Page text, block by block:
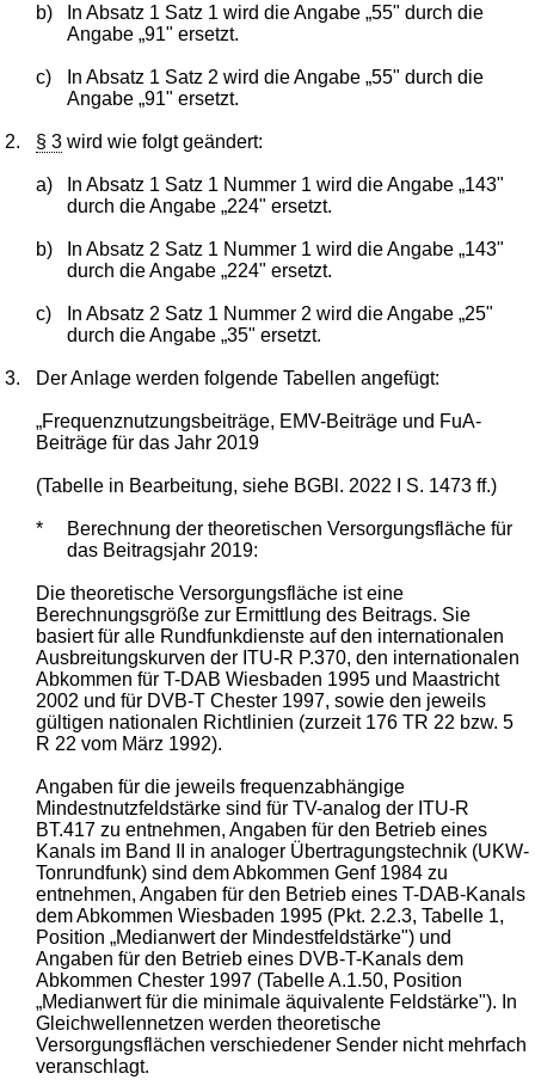
b)
In Absatz 1 Satz 1 wird die Angabe „55" durch die
Angabe „91" ersetzt.
c)
In Absatz 1 Satz 2 wird die Angabe „55" durch die
Angabe „91" ersetzt.
2. § 3 wird wie folgt geändert:
a)
In Absatz 1 Satz 1 Nummer 1 wird die Angabe „143"
durch die Angabe „224" ersetzt.
b)
In Absatz 2 Satz 1 Nummer 1 wird die Angabe „143"
durch die Angabe „224" ersetzt.
c)
In Absatz 2 Satz 1 Nummer 2 wird die Angabe „25"
durch die Angabe „35" ersetzt.
3. Der Anlage werden folgende Tabellen angefügt:
„Frequenznutzungsbeiträge, EMV-Beiträge und FuA-
Beiträge für das Jahr 2019
(Tabelle in Bearbeitung, siehe BGBl. 2022 I S. 1473 ff.)
*
Berechnung der theoretischen Versorgungsfläche für
das Beitragsjahr 2019:
Die theoretische Versorgungsfläche ist eine
Berechnungsgröße zur Ermittlung des Beitrags. Sie
basiert für alle Rundfunkdienste auf den internationalen
Ausbreitungskurven der ITU-R P.370, den internationalen
Abkommen für T-DAB Wiesbaden 1995 und Maastricht
2002 und für DVB-T Chester 1997, sowie den jeweils
gültigen nationalen Richtlinien (zurzeit 176 TR 22 bzw. 5
R 22 vom März 1992).
Angaben für die jeweils frequenzabhängige
Mindestnutzfeldstärke sind für TV-analog der ITU-R
BT.417 zu entnehmen, Angaben für den Betrieb eines
Kanals im Band II in analoger Übertragungstechnik (UKW-
Tonrundfunk) sind dem Abkommen Genf 1984 zu
entnehmen, Angaben für den Betrieb eines T-DAB-Kanals
dem Abkommen Wiesbaden 1995 (Pkt. 2.2.3, Tabelle 1,
Position „Medianwert der Mindestfeldstärke") und
Angaben für den Betrieb eines DVB-T-Kanals dem
Abkommen Chester 1997 (Tabelle A.1.50, Position
„Medianwert für die minimale äquivalente Feldstärke"). In
Gleichwellennetzen werden theoretische
Versorgungsflächen verschiedener Sender nicht mehrfach
veranschlagt.